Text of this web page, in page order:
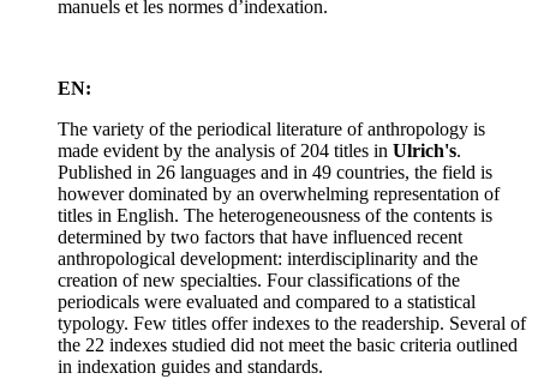
manuels et les normes d’indexation.
EN:
The variety of the periodical literature of anthropology is
made evident by the analysis of 204 titles in Ulrich's.
Published in 26 languages and in 49 countries, the field is
however dominated by an overwhelming representation of
titles in English. The heterogeneousness of the contents is
determined by two factors that have influenced recent
anthropological development: interdisciplinarity and the
creation of new specialties. Four classifications of the
periodicals were evaluated and compared to a statistical
typology. Few titles offer indexes to the readership. Several of
the 22 indexes studied did not meet the basic criteria outlined
in indexation guides and standards.